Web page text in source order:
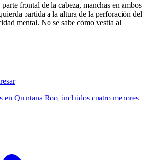
frontal de la cabeza, manchas en ambos
partida a la altura de la perforación del
mental. No se sabe cómo vestia al
en Quintana Roo, incluidos cuatro menores